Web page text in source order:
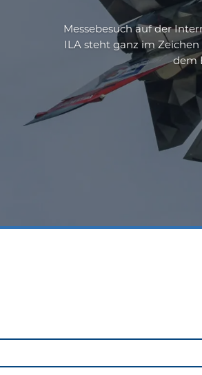
Messebesuch auf der
ILA steht ganz im
dem